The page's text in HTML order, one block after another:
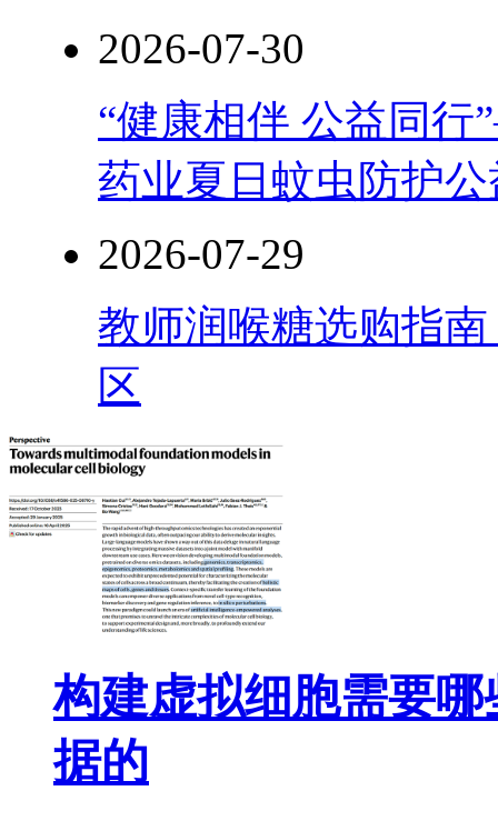
2026-07-30
“健康相伴 公益同
药业夏日蚊虫防护
2026-07-29
教师润喉糖选购指
区
构建虚拟细胞需要
据的